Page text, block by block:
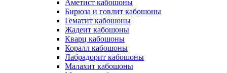
Аметист кабошоны
Бирюза и говлит кабошоны
Гематит кабошоны
Жадеит кабошоны
Кварц кабошоны
Коралл кабошоны
Лабрадорит кабошоны
Малахит кабошоны